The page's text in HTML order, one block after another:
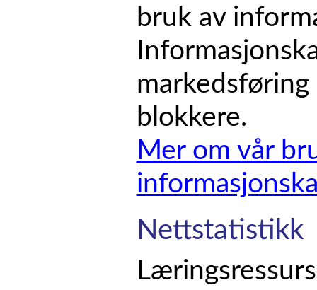
bruk av
markedsføring
blokkere.
Mer om vår
Nettstatistikk